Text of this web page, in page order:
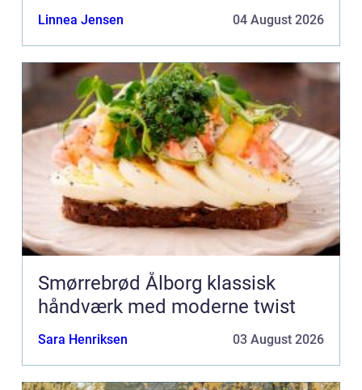
Linnea Jensen 04 August 2026
Smørrebrød Ålborg klassisk
håndværk med moderne twist
Sara Henriksen 03 August 2026